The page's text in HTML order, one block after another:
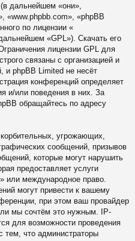
дальнейшем «они»,
«www.phpbb.com», «phpBB
по лицензии «
«GPL»). Скачать его
Ограничения лицензии GPL для
связаны с организацией и
и phpBB Limited не несёт
конференций определяет
и/или поведения в них. За
обращайтесь по адресу
угрожающих,
сообщений, призывов
которые могут нарушить
предоставляет услуги
или международное право.
могут привести к вашему
при этом ваш провайдер
мы сочтём это нужным. IP-
для возможности проведения
тем, что администраторы